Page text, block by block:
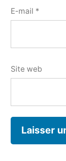
E-mail *
Site web